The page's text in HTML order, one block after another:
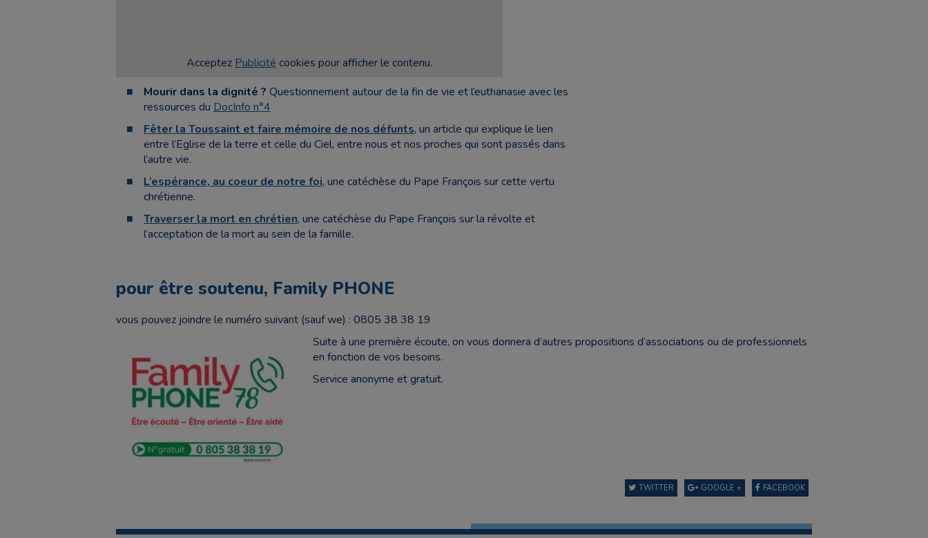
Acceptez Publicité cookies pour afficher le contenu.
Mourir dans la dignité ? Questionnement autour de la fin de vie et l’euthanasie avec les
ressources du DocInfo n°4
Fêter la Toussaint et faire mémoire de nos défunts, un article qui explique le lien
entre l’Eglise de la terre et celle du Ciel, entre nous et nos proches qui sont passés dans
l’autre vie.
L’espérance, au coeur de notre foi, une catéchèse du Pape François sur cette vertu
chrétienne.
Traverser la mort en chrétien, une catéchèse du Pape François sur la révolte et
l’acceptation de la mort au sein de la famille.
pour être soutenu, Family PHONE
vous pouvez joindre le numéro suivant (sauf we) : 0805 38 38 19
Suite à une première écoute, on vous donnera d’autres propositions d’associations ou de professionnels
en fonction de vos besoins.
Service anonyme et gratuit.
FACEBOOK
GOOGLE +
TWITTER